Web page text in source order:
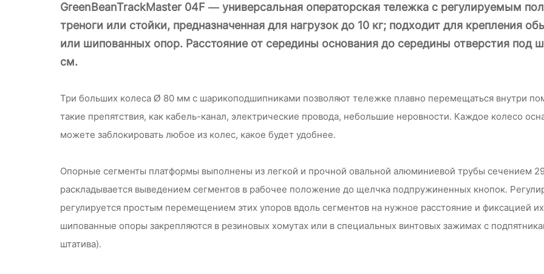
GreenBeanTrackMaster 04F — универсальная операторская тележка с регулируемым
треноги или стойки, предназначенная для нагрузок до 10 кг; подходит для крепления
или шипованных опор. Расстояние от середины основания до середины отверстия под
см.
Три больших колеса Ø 80 мм с шарикоподшипниками позволяют тележке плавно перемещаться внутри
такие препятствия, как кабель-канал, электрические провода, небольшие неровности. Каждое колесо
можете заблокировать любое из колес, какое будет удобнее.
Опорные сегменты платформы выполнены из легкой и прочной овальной алюминиевой трубы сечением
раскладывается выведением сегментов в рабочее положение до щелчка подпружиненных кнопок.
регулируется простым перемещением этих упоров вдоль сегментов на нужное расстояние и фиксацией
шипованные опоры закрепляются в резиновых хомутах или в специальных винтовых зажимах с
штатива).